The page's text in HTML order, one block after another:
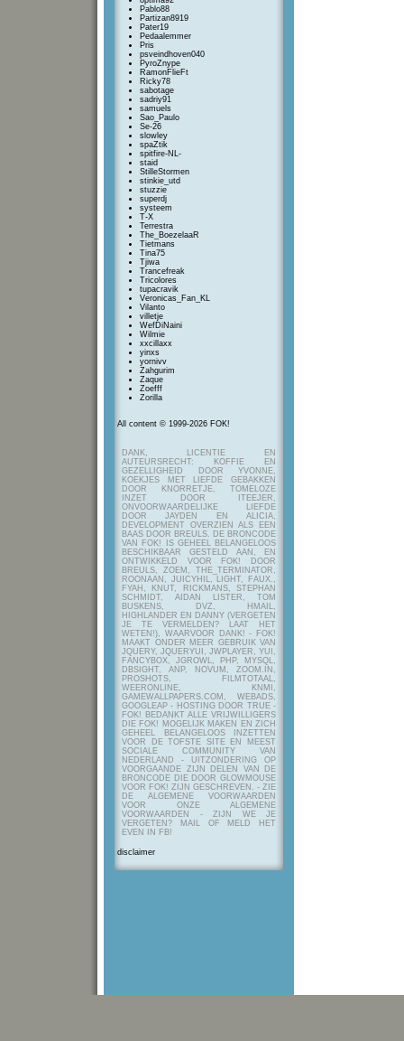
Pablo88
Partizan8919
Pater19
Pedaalemmer
Pris
psveindhoven040
PyroZnype
RamonFlieFt
Ricky78
sabotage
sadriy91
samuels
Sao_Paulo
Se-26
slowley
spaZtik
spitfire-NL-
staid
StilleStormen
stinkie_utd
stuzzie
superdj
systeem
T-X
Terrestra
The_BoezelaaR
Tietmans
Tina75
Tjiwa
Trancefreak
Tricolores
tupacravik
Veronicas_Fan_KL
Vilanto
villetje
WefDiNaini
Wilmie
xxcillaxx
yinxs
yornivv
Zahgurim
Zaque
Zoefff
Zorilla
All content © 1999-2026 FOK!
DANK, LICENTIE EN
AUTEURSRECHT: KOFFIE EN
GEZELLIGHEID DOOR YVONNE,
KOEKJES MET LIEFDE GEBAKKEN
DOOR KNORRETJE, TOMELOZE
INZET DOOR ITEEJER,
ONVOORWAARDELIJKE LIEFDE
DOOR JAYDEN EN ALICIA,
DEVELOPMENT OVERZIEN ALS EEN
BAAS DOOR BREULS. DE BRONCODE
VAN FOK! IS GEHEEL BELANGELOOS
BESCHIKBAAR GESTELD AAN, EN
ONTWIKKELD VOOR FOK! DOOR
BREULS, ZOEM, THE_TERMINATOR,
ROONAAN, JUICYHIL, LIGHT, FAUX.,
FYAH, KNUT, RICKMANS, STEPHAN
SCHMIDT, AIDAN LISTER, TOM
BUSKENS, DVZ, HMAIL,
HIGHLANDER EN DANNY (VERGETEN
JE TE VERMELDEN? LAAT HET
WETEN!), WAARVOOR DANK! - FOK!
MAAKT ONDER MEER GEBRUIK VAN
JQUERY, JQUERYUI, JWPLAYER, YUI,
FANCYBOX, JGROWL, PHP, MYSQL,
DBSIGHT, ANP, NOVUM, ZOOM.IN,
PROSHOTS, FILMTOTAAL,
WEERONLINE, KNMI,
GAMEWALLPAPERS.COM, WEBADS,
GOOGLEAP - HOSTING DOOR TRUE -
FOK! BEDANKT ALLE VRIJWILLIGERS
DIE FOK! MOGELIJK MAKEN EN ZICH
GEHEEL BELANGELOOS INZETTEN
VOOR DE TOFSTE SITE EN MEEST
SOCIALE COMMUNITY VAN
NEDERLAND - UITZONDERING OP
VOORGAANDE ZIJN DELEN VAN DE
BRONCODE DIE DOOR GLOWMOUSE
VOOR FOK! ZIJN GESCHREVEN. - ZIE
DE ALGEMENE VOORWAARDEN
VOOR ONZE ALGEMENE
VOORWAARDEN - ZIJN WE JE
VERGETEN? MAIL OF MELD HET
EVEN IN FB!
disclaimer